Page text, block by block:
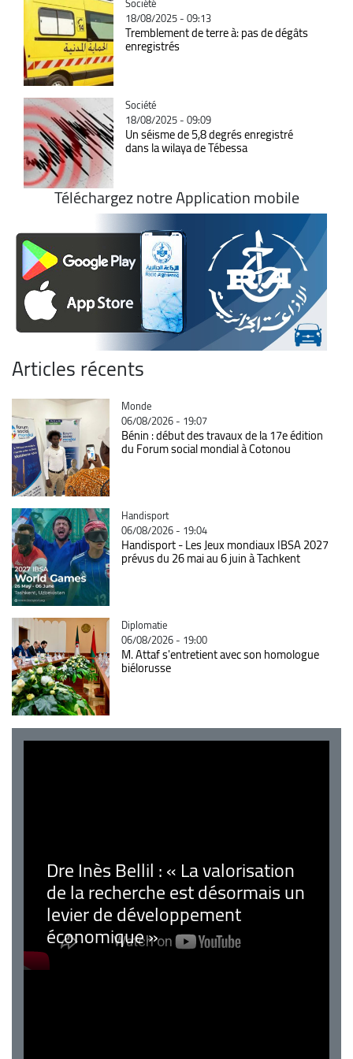
18/08/2025 - 09:13
Tremblement de terre à: pas de dégâts
enregistrés
Catégorie
Société
18/08/2025 - 09:09
Un séisme de 5,8 degrés enregistré
dans la wilaya de Tébessa
Téléchargez notre Application mobile
Articles récents
Catégorie
Monde
06/08/2026 - 19:07
Bénin : début des travaux de la 17e édition
du Forum social mondial à Cotonou
Catégorie
Handisport
06/08/2026 - 19:04
Handisport - Les Jeux mondiaux IBSA 2027
prévus du 26 mai au 6 juin à Tachkent
Catégorie
Diplomatie
06/08/2026 - 19:00
M. Attaf s'entretient avec son homologue
biélorusse
Dre Inès Bellil : « La valorisation
de la recherche est désormais un
levier de développement
économique »